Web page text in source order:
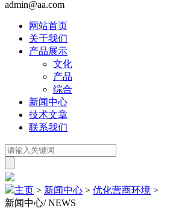
admin@aa.com
网站首页
关于我们
产品展示
文化
产品
综合
新闻中心
技术文章
联系我们
主页 > 新闻中心 > 优化营商环境 >
新闻中心/ NEWS